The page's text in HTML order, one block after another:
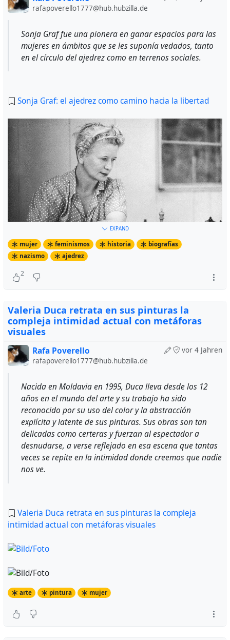
rafapoverello1777@hub.hubzilla.de
Sonja Graf fue una pionera en ganar espacios para las
mujeres en ámbitos que se les suponía vedados, tanto
en el círculo del ajedrez como en terrenos sociales.
Sonja Graf: el ajedrez como camino hacia la libertad
EXPAND
mujer feminismos historia
biografías
nazismo
ajedrez
2
Valeria Duca retrata en sus pinturas la
compleja intimidad actual con metáforas
visuales
vor 4 Jahren
Rafa Poverello
rafapoverello1777@hub.hubzilla.de
Nacida en Moldavia en 1995, Duca lleva desde los 12
años en el mundo del arte y su trabajo ha sido
reconocido por su uso del color y la abstracción
explícita y latente de sus pinturas. Sus obras son tan
delicadas como certeras y fuerzan al espectador a
desnudarse, a verse reflejado en esa escena que tantas
veces se repite en la intimidad donde creemos que nadie
nos ve.
Valeria Duca retrata en sus pinturas la compleja
intimidad actual con metáforas visuales
arte pintura mujer